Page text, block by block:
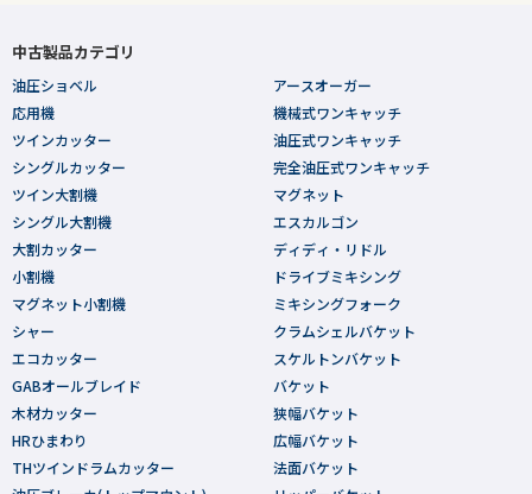
中古製品カテゴリ
油圧ショベル
応用機
ツインカッター
シングルカッター
ツイン大割機
シングル大割機
大割カッター
小割機
マグネット小割機
シャー
エコカッター
GABオールブレイド
木材カッター
HRひまわり
THツインドラムカッター
アースオーガー
機械式ワンキャッチ
油圧式ワンキャッチ
完全油圧式ワンキャッチ
マグネット
エスカルゴン
ディディ・リドル
ドライブミキシング
ミキシングフォーク
クラムシェルバケット
スケルトンバケット
バケット
狭幅バケット
広幅バケット
法面バケット